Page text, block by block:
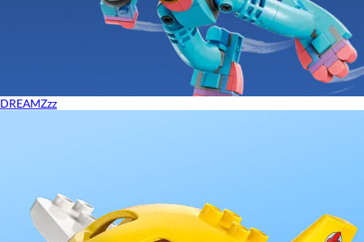
DREAMZzz